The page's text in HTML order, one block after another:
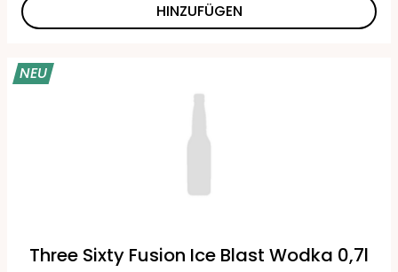
HINZUFÜGEN
NEU
Three Sixty Fusion Ice Blast Wodka 0,7l